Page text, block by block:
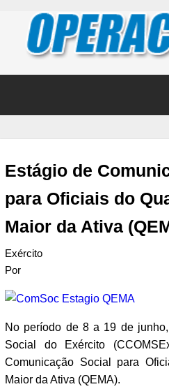
Estágio de
para Oficiais do
Maior da Ativa
Exército
Por
No período de 8 a 19 de
Social do Exército
Comunicação Social para
Maior da Ativa (QEMA).